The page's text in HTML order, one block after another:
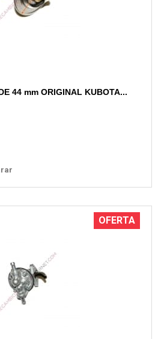
44 mm ORIGINAL KUBOTA...
OFERTA